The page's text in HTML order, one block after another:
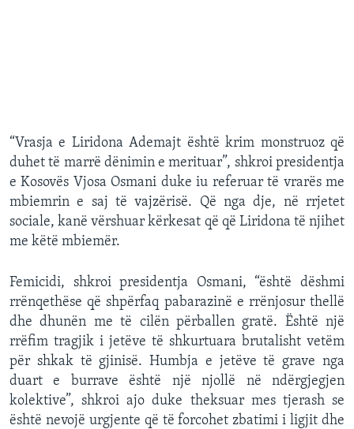
“Vrasja e Liridona Ademajt është krim monstruoz që
duhet të marrë dënimin e merituar”, shkroi presidentja
e Kosovës Vjosa Osmani duke iu referuar të vrarës me
mbiemrin e saj të vajzërisë. Që nga dje, në rrjetet
sociale, kanë vërshuar kërkesat që që Liridona të njihet
me këtë mbiemër.
Femicidi, shkroi presidentja Osmani, “është dëshmi
rrënqethëse që shpërfaq pabarazinë e rrënjosur thellë
dhe dhunën me të cilën përballen gratë. Është një
rrëfim tragjik i jetëve të shkurtuara brutalisht vetëm
për shkak të gjinisë. Humbja e jetëve të grave nga
duart e burrave është një njollë në ndërgjegjen
kolektive”, shkroi ajo duke theksuar mes tjerash se
është nevojë urgjente që të forcohet zbatimi i ligjit dhe